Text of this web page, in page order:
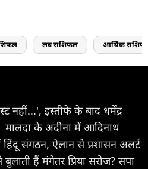
लव राशिफल आर्थिक
नहीं...', इस्तीफे के बाद धर्मेंद्र
मालदा के अदीना में आदिनाथ
हिंदू संगठन, ऐलान से प्रशासन अलर्ट
हैं मंगेतर प्रिया सरोज? सपा